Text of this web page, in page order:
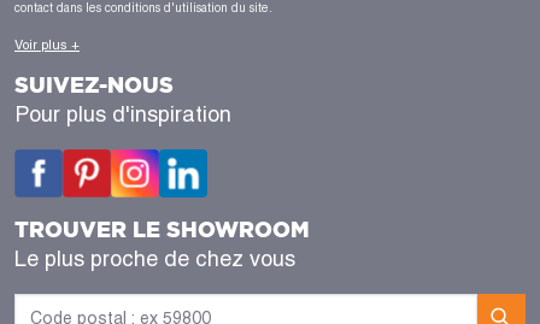
contact dans les conditions d'utilisation du site.
Voir plus +
SUIVEZ-NOUS
Pour plus d'inspiration
TROUVER LE SHOWROOM
Le plus proche de chez vous